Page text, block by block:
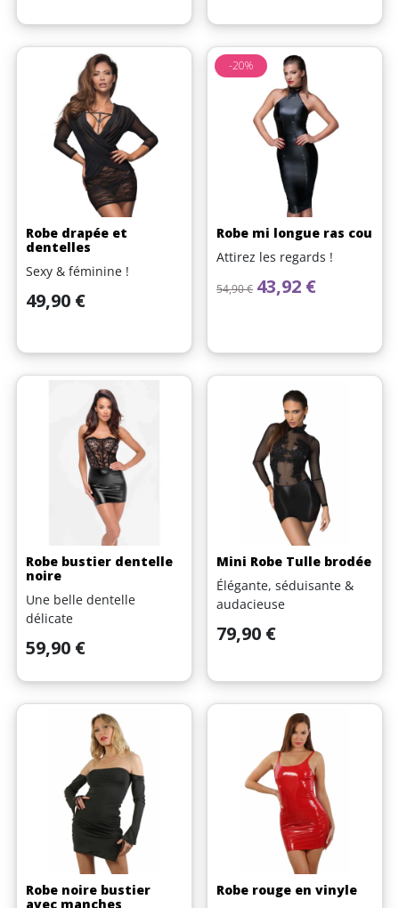
Robe drapée et
dentelles
Sexy & féminine !
Prix
49,90 €
Robe mi longue ras cou
Attirez les regards !
Prix de base
54,90 € Prix
43,92 €
-20%
Robe bustier dentelle
noire
Une belle dentelle
délicate
Prix
59,90 €
Mini Robe Tulle brodée
Élégante, séduisante &
audacieuse
Prix
79,90 €
Robe noire bustier
avec manches
Robe rouge en vinyle